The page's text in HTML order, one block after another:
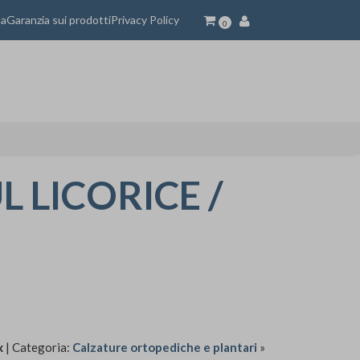
Garanzia sui prodottiPrivacy Policy 0
LICORICE /
| Categoria: Calzature ortopediche e plantari »